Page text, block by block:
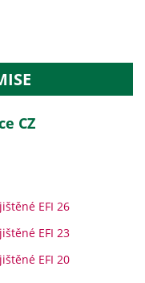
CZ
EFI 26
EFI 23
EFI 20